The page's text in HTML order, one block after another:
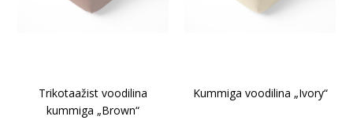
Trikotaažist voodilina
kummiga „Brown“
Kummiga voodilina „Ivory“